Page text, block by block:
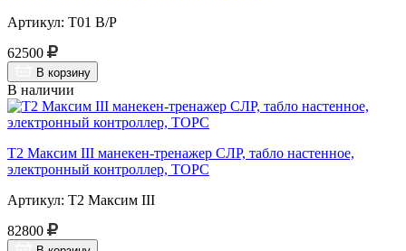
Артикул: Т01 В/Р
62500
В корзину
В наличии
Т2 Максим III манекен-тренажер СЛР, табло настенное,
электронный контроллер, ТОРС
Артикул: Т2 Максим III
82800